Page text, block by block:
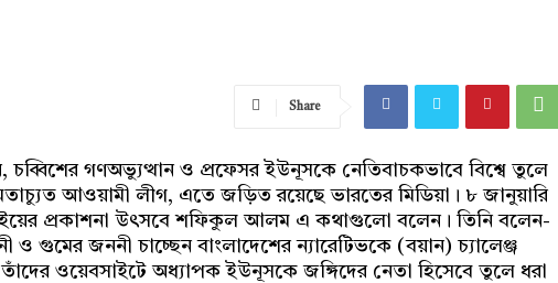
Share
গণঅভ্যুত্থান ও প্রফেসর ইউনূসকে নেতিবাচকভাবে বিশ্বে তুলে
আওয়ামী লীগ, এতে জড়িত রয়েছে ভারতের মিডিয়া। ৮ জানুয়ারি
বইয়ের প্রকাশনা উৎসবে শফিকুল আলম এ কথাগুলো বলেন। তিনি বলেন-
গুমের জননী চাচ্ছেন বাংলাদেশের ন্যারেটিভকে (বয়ান) চ্যালেঞ্জ
ওয়েবসাইটে অধ্যাপক ইউনূসকে জঙ্গিদের নেতা হিসেবে তুলে ধরা